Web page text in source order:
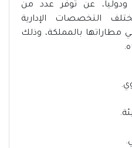
محلياً ودولياً، عن توفر عدد من
التخصصات الإدارية
مطاراتها بالمملكة، وذلك